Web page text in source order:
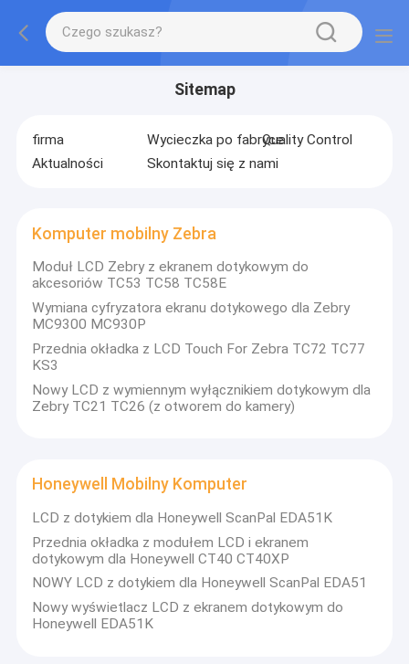
Sitemap
firma Wycieczka po fabryceQuality Control
Aktualności
Skontaktuj się z nami
Komputer mobilny Zebra
Moduł LCD Zebry z ekranem dotykowym do
akcesoriów TC53 TC58 TC58E
Wymiana cyfryzatora ekranu dotykowego dla Zebry
MC9300 MC930P
Przednia okładka z LCD Touch For Zebra TC72 TC77
KS3
Nowy LCD z wymiennym wyłącznikiem dotykowym dla
Zebry TC21 TC26 (z otworem do kamery)
Honeywell Mobilny Komputer
LCD z dotykiem dla Honeywell ScanPal EDA51K
Przednia okładka z modułem LCD i ekranem
dotykowym dla Honeywell CT40 CT40XP
NOWY LCD z dotykiem dla Honeywell ScanPal EDA51
Nowy wyświetlacz LCD z ekranem dotykowym do
Honeywell EDA51K